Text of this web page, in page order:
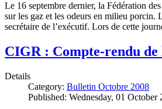
Le 16 septembre dernier, la Fédération
sur les gaz et les odeurs en milieu
secrétaire de l’exécutif. Lors de cette
CIGR : Compte-rendu de
Details
Category: Bulletin Octobre 2008
Published: Wednesday, 01 October